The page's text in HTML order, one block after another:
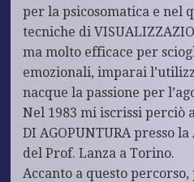
per la psicosomatica e nel
tecniche di
ma molto efficace per
emozionali, imparai
nacque la passione per
Nel 1983 mi iscrissi perciò
DI AGOPUNTURA presso
del Prof. Lanza a Torino.
Accanto a questo